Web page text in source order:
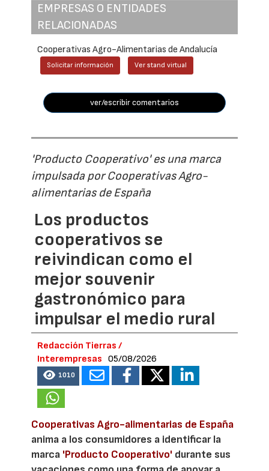
EMPRESAS O ENTIDADES
RELACIONADAS
Cooperativas Agro-Alimentarias de Andalucía
Solicitar información Ver stand virtual
ver/escribir comentarios
'Producto Cooperativo' es una marca
impulsada por Cooperativas Agro-
alimentarias de España
Los productos
cooperativos se
reivindican como el
mejor souvenir
gastronómico para
impulsar el medio rural
Redacción Tierras /
Interempresas
05/08/2026
1010
Cooperativas Agro-alimentarias de España
anima a los consumidores a identificar la
marca 'Producto Cooperativo' durante sus